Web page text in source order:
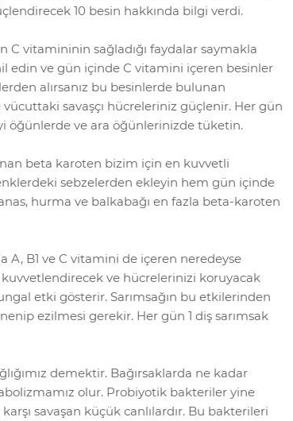
10 besin hakkında bilgi verdi.
vitamininin sağladığı faydalar saymakla
edin ve gün içinde C vitamini içeren besinler
alırsanız bu besinlerde bulunan
savaşçı hücreleriniz güçlenir. Her gün
öğünlerde ve ara öğünlerinizde tüketin.
beta karoten bizim için en kuvvetli
sebzelerden ekleyin hem gün içinde
hurma ve balkabağı en fazla beta-karoten
A, B1 ve C vitamini de içeren neredeyse
kuvvetlendirecek ve hücrelerinizi koruyacak
etki gösterir. Sarımsağın bu etkilerinden
ezilmesi gerekir. Her gün 1 diş sarımsak
demektir. Bağırsaklarda ne kadar
olur. Probiyotik bakteriler yine
savaşan küçük canlılardır. Bu bakterileri